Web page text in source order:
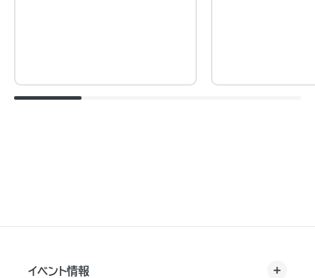
イベント情報